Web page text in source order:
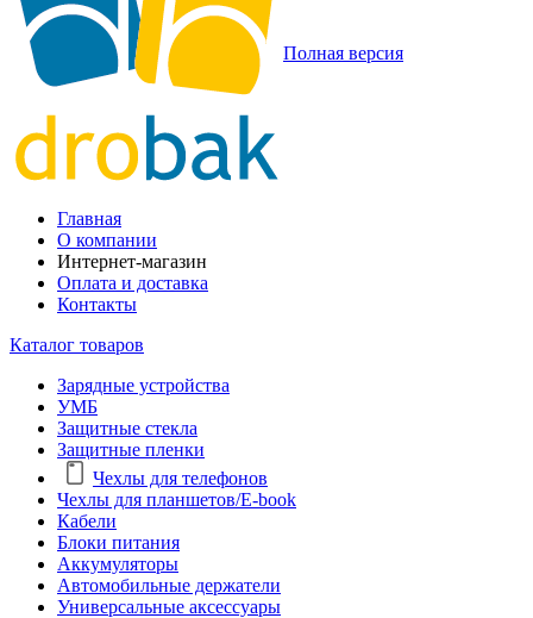
Полная версия
Главная
О компании
Интернет-магазин
Оплата и доставка
Контакты
Каталог товаров
Зарядные устройства
УМБ
Защитные стекла
Защитные пленки
Чехлы для телефонов
Чехлы для планшетов/E-book
Кабели
Блоки питания
Аккумуляторы
Автомобильные держатели
Универсальные аксессуары